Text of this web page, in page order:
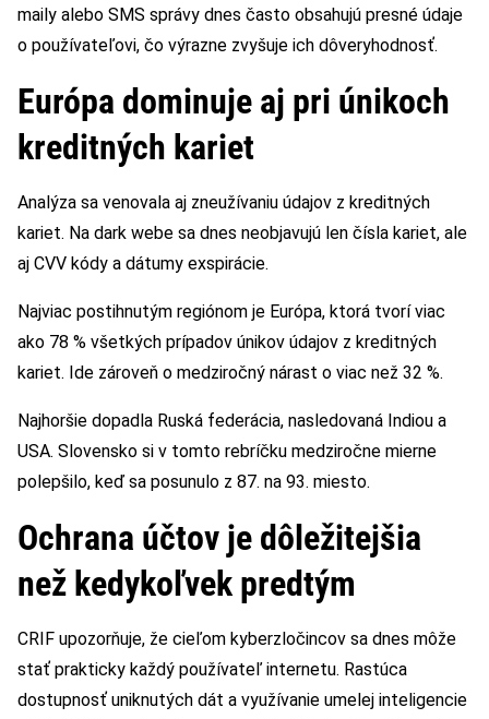
maily alebo SMS správy dnes často obsahujú presné údaje
o používateľovi, čo výrazne zvyšuje ich dôveryhodnosť.
Európa dominuje aj pri únikoch
kreditných kariet
Analýza sa venovala aj zneužívaniu údajov z kreditných
kariet. Na dark webe sa dnes neobjavujú len čísla kariet, ale
aj CVV kódy a dátumy exspirácie.
Najviac postihnutým regiónom je Európa, ktorá tvorí viac
ako 78 % všetkých prípadov únikov údajov z kreditných
kariet. Ide zároveň o medziročný nárast o viac než 32 %.
Najhoršie dopadla Ruská federácia, nasledovaná Indiou a
USA. Slovensko si v tomto rebríčku medziročne mierne
polepšilo, keď sa posunulo z 87. na 93. miesto.
Ochrana účtov je dôležitejšia
než kedykoľvek predtým
CRIF upozorňuje, že cieľom kyberzločincov sa dnes môže
stať prakticky každý používateľ internetu. Rastúca
dostupnosť uniknutých dát a využívanie umelej inteligencie